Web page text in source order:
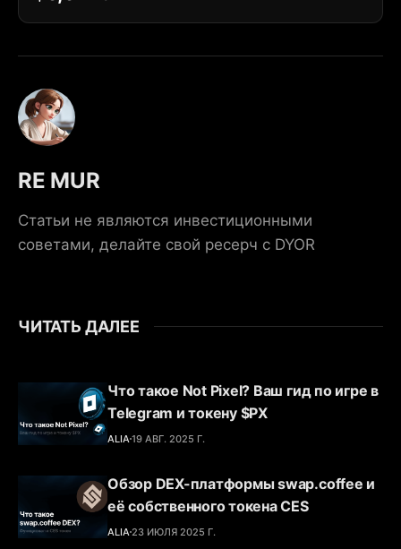
RE MUR
Статьи не являются инвестиционными
советами, делайте свой ресерч с DYOR
ЧИТАТЬ ДАЛЕЕ
Что такое Not Pixel? Ваш гид по игре в
Telegram и токену $PX
ALIA 19 АВГ. 2025 Г.
Обзор DEX-платформы swap.coffee и
её собственного токена CES
ALIA 23 ИЮЛЯ 2025 Г.